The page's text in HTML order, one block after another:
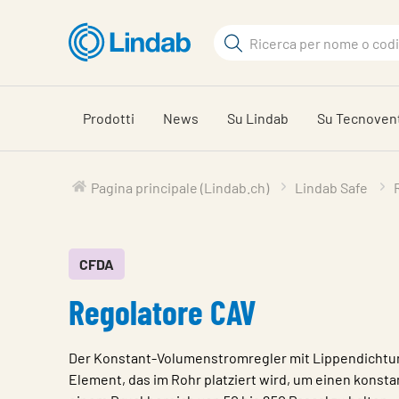
visionare
carrello
Cerca
Prodotti News Su Lindab Su
Pagina principale (Lindab.ch) Lindab Safe
CFDA
Regolatore CAV
Der Konstant-Volumenstromregler mit
Element, das im Rohr platziert wird, um einen